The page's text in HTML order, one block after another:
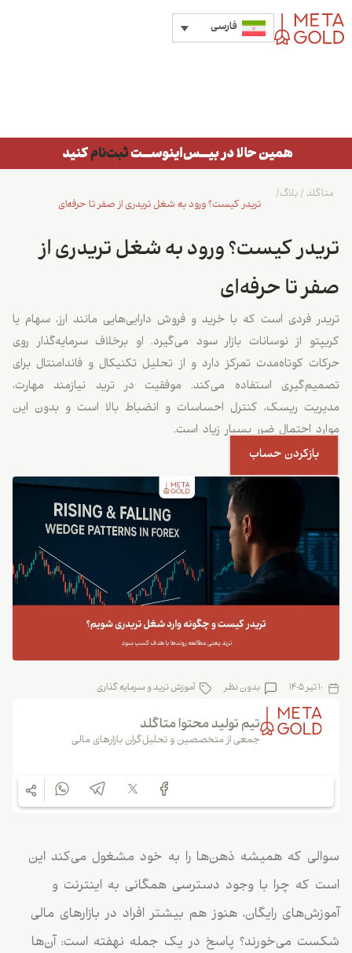
فارسی
تریدر کیست؟ ورود به شغل تریدری از صفر تا حرفه‌ای
متاگلد /بلاگ/
تریدر کیست؟ ورود به شغل تریدری از
صفر تا حرفه‌ای
تریدر فردی است که با خرید و فروش دارایی‌هایی مانند ارز، سهام یا
کریپتو از نوسانات بازار سود می‌گیرد. او برخلاف سرمایه‌گذار روی
حرکات کوتاه‌مدت تمرکز دارد و از تحلیل تکنیکال و فاندامنتال برای
تصمیم‌گیری استفاده می‌کند. موفقیت در ترید نیازمند مهارت،
مدیریت ریسک، کنترل احساسات و انضباط بالا است و بدون این
موارد احتمال ضرر بسیار زیاد است.
بازکردن حساب
10 تیر 1405 بدون نظر آموزش ترید و سرمایه گذاری
تیم تولید محتوا متاگلد
جمعی از متخصصین و تحلیل‌گران بازارهای مالی
سوالی که همیشه ذهن‌ها را به خود مشغول می‌کند این
است که چرا با وجود دسترسی همگانی به اینترنت و
آموزش‌های رایگان، هنوز هم بیشتر افراد در بازارهای مالی
شکست می‌خورند؟ پاسخ در یک جمله نهفته است: آن‌ها